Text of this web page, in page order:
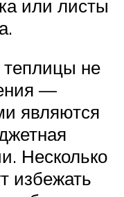
или листы
теплицы не
—
являются
Несколько
избежать